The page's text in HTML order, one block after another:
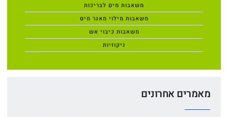
משאבות מים לבריכות
משאבות מילוי מאגר מים
משאבות כיבוי אש
ניקוזיות
מאמרים אחרונים